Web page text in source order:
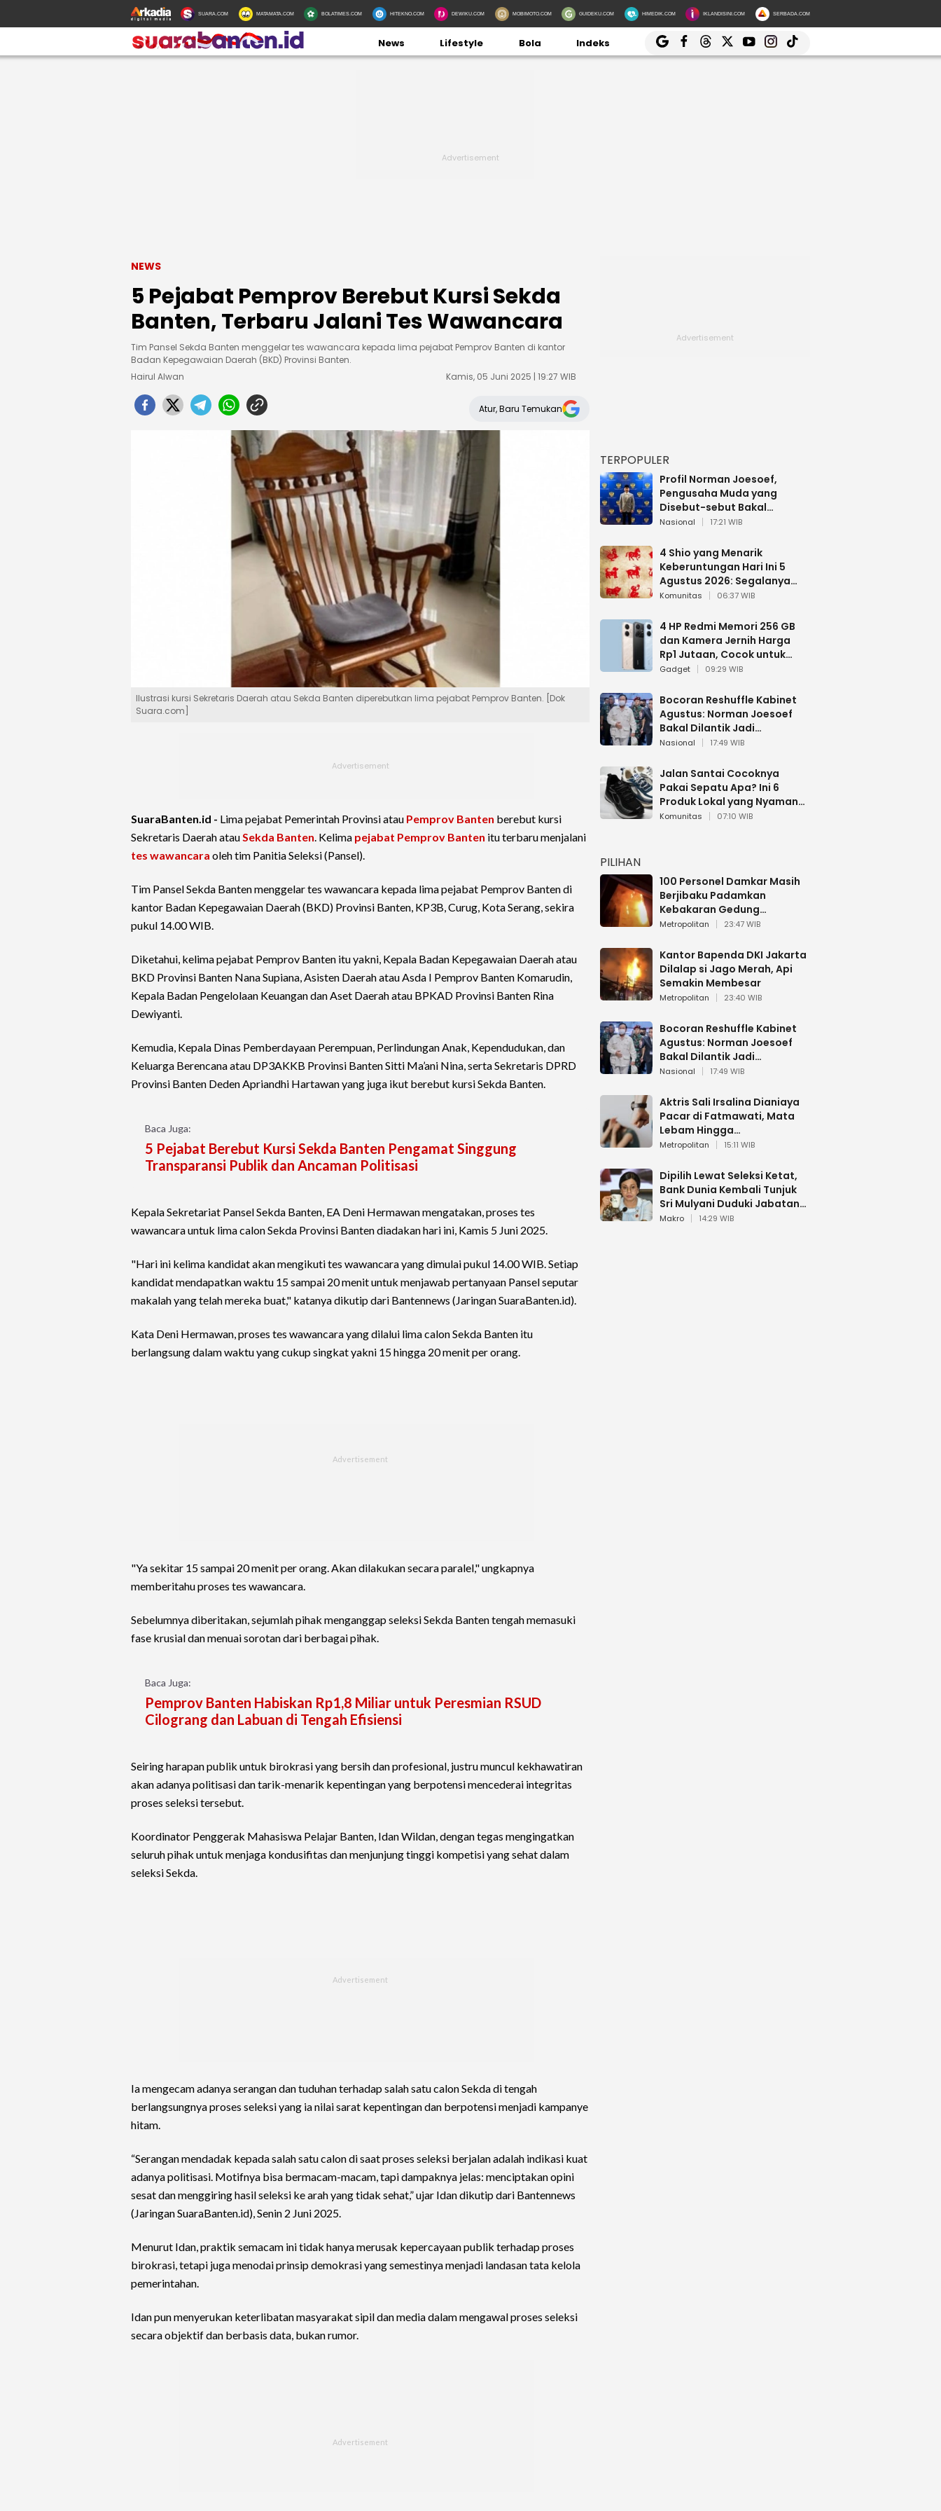
SUARA.COM MATAMATA.COM BOLATIMES.COM HITEKNO.COM DEWIKU.COM MOBIMOTO.COM GUIDEKU.COM HIMEDIK.COM IKLANDISINI.COM SERBADA.COM
News Lifestyle Bola Indeks
NEWS
5 Pejabat Pemprov Berebut Kursi Sekda
Banten, Terbaru Jalani Tes Wawancara
Tim Pansel Sekda Banten menggelar tes wawancara kepada lima pejabat Pemprov Banten di kantor
Badan Kepegawaian Daerah (BKD) Provinsi Banten.
Hairul Alwan
Kamis, 05 Juni 2025 | 19:27 WIB
Atur, Baru Temukan
Ilustrasi kursi Sekretaris Daerah atau Sekda Banten diperebutkan lima pejabat Pemprov Banten. [Dok
Suara.com]
SuaraBanten.id - Lima pejabat Pemerintah Provinsi atau Pemprov Banten berebut kursi
Sekretaris Daerah atauSekda Banten. Kelima pejabat Pemprov Banten itu terbaru menjalani
tes wawancara oleh tim Panitia Seleksi (Pansel).
Tim Pansel Sekda Banten menggelar tes wawancara kepada lima pejabat Pemprov Banten di
kantor Badan Kepegawaian Daerah (BKD) Provinsi Banten, KP3B, Curug, Kota Serang, sekira
pukul 14.00 WIB.
Diketahui, kelima pejabat Pemprov Banten itu yakni, Kepala Badan Kepegawaian Daerah atau
BKD Provinsi Banten Nana Supiana, Asisten Daerah atau Asda I Pemprov Banten Komarudin,
Kepala Badan Pengelolaan Keuangan dan Aset Daerah atau BPKAD Provinsi Banten Rina
Dewiyanti.
Kemudia, Kepala Dinas Pemberdayaan Perempuan, Perlindungan Anak, Kependudukan, dan
Keluarga Berencana atau DP3AKKB Provinsi Banten Sitti Ma’ani Nina, serta Sekretaris DPRD
Provinsi Banten Deden Apriandhi Hartawan yang juga ikut berebut kursi Sekda Banten.
Baca Juga:
5 Pejabat Berebut Kursi Sekda Banten Pengamat Singgung
Transparansi Publik dan Ancaman Politisasi
Kepala Sekretariat Pansel Sekda Banten, EA Deni Hermawan mengatakan, proses tes
wawancara untuk lima calon Sekda Provinsi Banten diadakan hari ini, Kamis 5 Juni 2025.
"Hari ini kelima kandidat akan mengikuti tes wawancara yang dimulai pukul 14.00 WIB. Setiap
kandidat mendapatkan waktu 15 sampai 20 menit untuk menjawab pertanyaan Pansel seputar
makalah yang telah mereka buat," katanya dikutip dari Bantennews (Jaringan SuaraBanten.id).
Kata Deni Hermawan, proses tes wawancara yang dilalui lima calon Sekda Banten itu
berlangsung dalam waktu yang cukup singkat yakni 15 hingga 20 menit per orang.
"Ya sekitar 15 sampai 20 menit per orang. Akan dilakukan secara paralel," ungkapnya
memberitahu proses tes wawancara.
Sebelumnya diberitakan, sejumlah pihak menganggap seleksi Sekda Banten tengah memasuki
fase krusial dan menuai sorotan dari berbagai pihak.
Baca Juga:
Pemprov Banten Habiskan Rp1,8 Miliar untuk Peresmian RSUD
Cilograng dan Labuan di Tengah Efisiensi
Seiring harapan publik untuk birokrasi yang bersih dan profesional, justru muncul kekhawatiran
akan adanya politisasi dan tarik-menarik kepentingan yang berpotensi mencederai integritas
proses seleksi tersebut.
Koordinator Penggerak Mahasiswa Pelajar Banten, Idan Wildan, dengan tegas mengingatkan
seluruh pihak untuk menjaga kondusifitas dan menjunjung tinggi kompetisi yang sehat dalam
seleksi Sekda.
Ia mengecam adanya serangan dan tuduhan terhadap salah satu calon Sekda di tengah
berlangsungnya proses seleksi yang ia nilai sarat kepentingan dan berpotensi menjadi kampanye
hitam.
“Serangan mendadak kepada salah satu calon di saat proses seleksi berjalan adalah indikasi kuat
adanya politisasi. Motifnya bisa bermacam-macam, tapi dampaknya jelas: menciptakan opini
sesat dan menggiring hasil seleksi ke arah yang tidak sehat,” ujar Idan dikutip dari Bantennews
(Jaringan SuaraBanten.id), Senin 2 Juni 2025.
Menurut Idan, praktik semacam ini tidak hanya merusak kepercayaan publik terhadap proses
birokrasi, tetapi juga menodai prinsip demokrasi yang semestinya menjadi landasan tata kelola
pemerintahan.
Idan pun menyerukan keterlibatan masyarakat sipil dan media dalam mengawal proses seleksi
secara objektif dan berbasis data, bukan rumor.
TERPOPULER
Profil Norman Joesoef,
Pengusaha Muda yang
Disebut-sebut Bakal
Dilantik Jadi Wamenhan RI
Nasional 17:21 WIB
4 Shio yang Menarik
Keberuntungan Hari Ini 5
Agustus 2026: Segalanya
Berjalan Lancar
Komunitas 06:37 WIB
4 HP Redmi Memori 256 GB
dan Kamera Jernih Harga
Rp1 Jutaan, Cocok untuk
Multitasking
Gadget 09:29 WIB
Bocoran Reshuffle Kabinet
Agustus: Norman Joesoef
Bakal Dilantik Jadi
Wamenhan RI
Nasional 17:49 WIB
Jalan Santai Cocoknya
Pakai Sepatu Apa? Ini 6
Produk Lokal yang Nyaman
Buat 17 Agustusan
Komunitas 07:10 WIB
PILIHAN
100 Personel Damkar Masih
Berjibaku Padamkan
Kebakaran Gedung
Bapenda DKI
Metropolitan 23:47 WIB
Kantor Bapenda DKI Jakarta
Dilalap si Jago Merah, Api
Semakin Membesar
Metropolitan 23:40 WIB
Bocoran Reshuffle Kabinet
Agustus: Norman Joesoef
Bakal Dilantik Jadi
Wamenhan RI
Nasional 17:49 WIB
Aktris Sali Irsalina Dianiaya
Pacar di Fatmawati, Mata
Lebam Hingga
Diselamatkan Polantas
Metropolitan 15:11 WIB
Dipilih Lewat Seleksi Ketat,
Bank Dunia Kembali Tunjuk
Sri Mulyani Duduki Jabatan
Strategis
Makro 14:29 WIB